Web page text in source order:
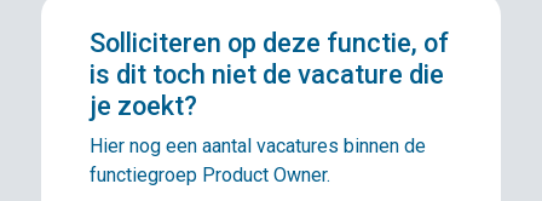
Solliciteren op deze functie, of
is dit toch niet de vacature die
je zoekt?
Hier nog een aantal vacatures binnen de
functiegroep Product Owner.